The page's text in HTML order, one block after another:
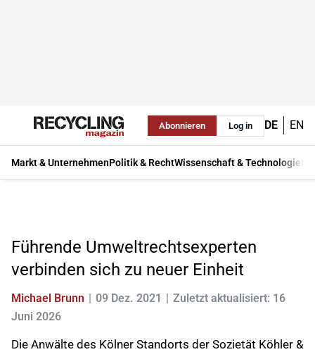
Abonnieren Log in DE EN
Markt & UnternehmenPolitik & RechtWissenschaft & Technologie
Führende Umweltrechtsexperten
verbinden sich zu neuer Einheit
Michael Brunn 09 Dez. 2021
Zuletzt aktualisiert: 16
Juni 2026
Die Anwälte des Kölner Standorts der Sozietät Köhler &